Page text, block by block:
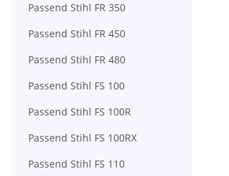
Passend Stihl FR 350
Passend Stihl FR 450
Passend Stihl FR 480
Passend Stihl FS 100
Passend Stihl FS 100R
Passend Stihl FS 100RX
Passend Stihl FS 110